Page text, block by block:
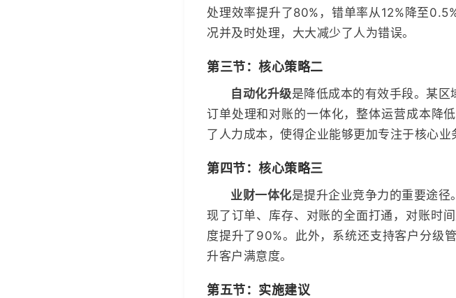
处理效率提升了80%，错单率从12%降至
况并及时处理，大大减少了人为错误。
第三节：核心策略二
自动化升级是降低成本的有效手段。某区
订单处理和对账的一体化，整体运营成本降
了人力成本，使得企业能够更加专注于核心业
第四节：核心策略三
业财一体化是提升企业竞争力的重要途
现了订单、库存、对账的全面打通，对账时
度提升了90%。此外，系统还支持客户分级
升客户满意度。
第五节：实施建议